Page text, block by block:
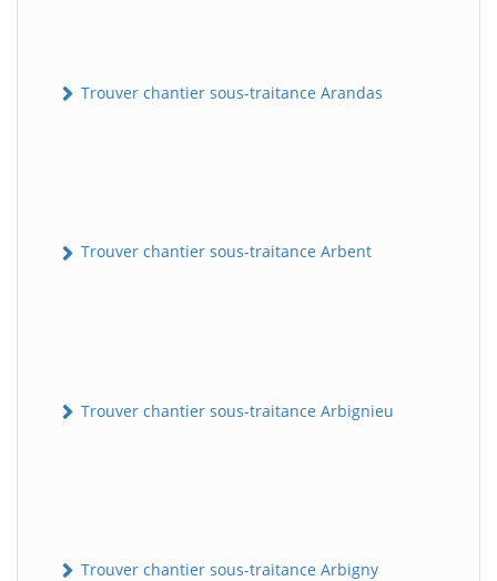
Trouver chantier sous-traitance Arandas
Trouver chantier sous-traitance Arbent
Trouver chantier sous-traitance Arbignieu
Trouver chantier sous-traitance Arbigny